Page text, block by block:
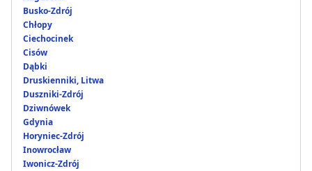
Busko-Zdrój
Chłopy
Ciechocinek
Cisów
Dąbki
Druskienniki, Litwa
Duszniki-Zdrój
Dziwnówek
Gdynia
Horyniec-Zdrój
Inowrocław
Iwonicz-Zdrój